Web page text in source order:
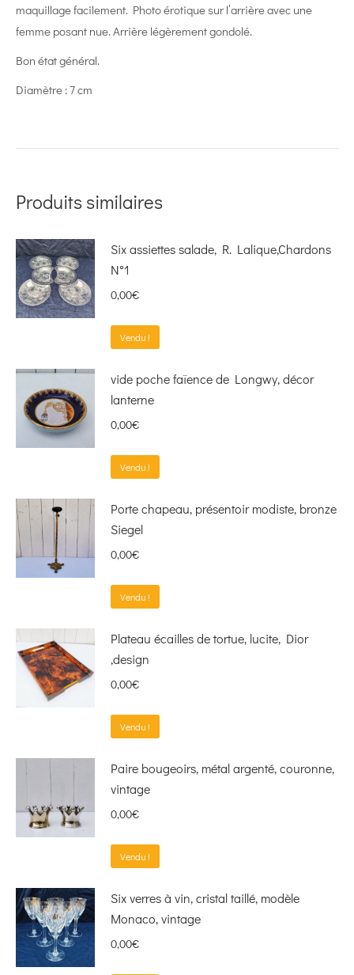
maquillage facilement. Photo érotique sur l’arrière avec une
femme posant nue. Arrière légèrement gondolé.
Bon état général.
Diamètre : 7 cm
Produits similaires
Six assiettes salade, R. Lalique,Chardons
N°1
0,00€
Vendu !
vide poche faïence de Longwy, décor
lanterne
0,00€
Vendu !
Porte chapeau, présentoir modiste, bronze
Siegel
0,00€
Vendu !
Plateau écailles de tortue, lucite, Dior
,design
0,00€
Vendu !
Paire bougeoirs, métal argenté, couronne,
vintage
0,00€
Vendu !
Six verres à vin, cristal taillé, modèle
Monaco, vintage
0,00€